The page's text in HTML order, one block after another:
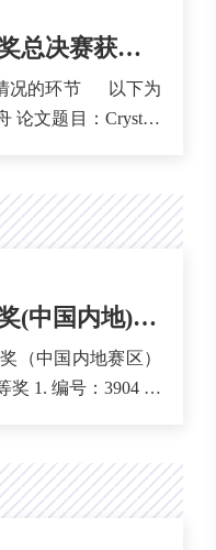
2022丘成桐中学科学奖总决赛获奖名单
况的环节 以下为
2022丘成桐中学科学奖(中国内地)分赛区获奖名单
（中国内地赛区）